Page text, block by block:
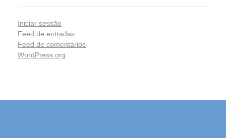
Iniciar sessão
Feed de entradas
Feed de comentários
WordPress.org